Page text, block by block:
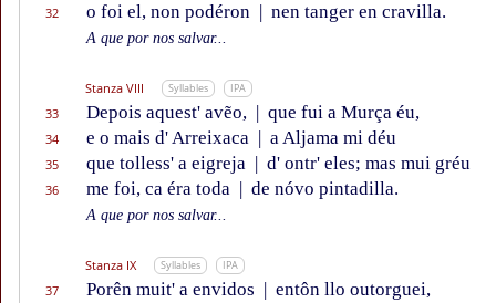
32 o foi el, non podéron | nen tanger en cravilla.
A que por nos salvar...
Stanza VIII Syllables IPA
33 Depois aquest' avẽo, | que fui a Murça éu,
34 e o mais d' Arreixaca | a Aljama mi déu
35 que tolless' a eigreja | d' ontr' eles; mas mui gréu
36 me foi, ca éra toda | de nóvo pintadilla.
A que por nos salvar...
Stanza IX Syllables IPA
37 Porên muit' a envidos | entôn llo outorguei,